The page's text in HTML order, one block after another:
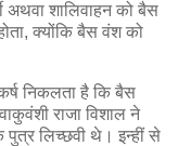
अथवा शालिवाहन को बैस
क्योंकि बैस वंश को
निकलता है कि बैस
राजा विशाल ने
पुत्र लिच्छवी थे। इन्हीं से